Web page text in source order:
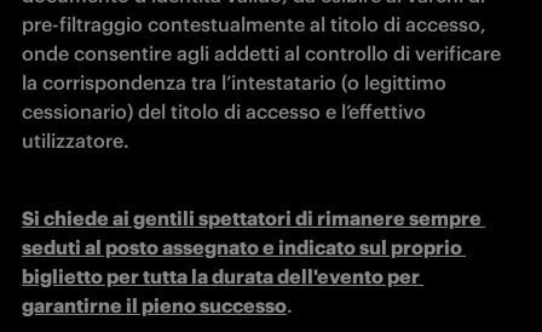
pre-filtraggio contestualmente al titolo di accesso,
onde consentire agli addetti al controllo di verificare
la corrispondenza tra l’intestatario (o legittimo
cessionario) del titolo di accesso e l’effettivo
utilizzatore.
Si chiede ai gentili spettatori di rimanere sempre
seduti al posto assegnato e indicato sul proprio
biglietto per tutta la durata dell'evento per
garantirne il pieno successo.